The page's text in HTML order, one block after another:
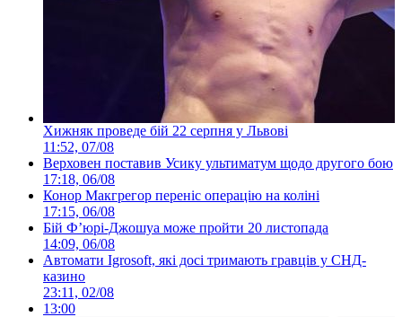
Хижняк проведе бій 22 серпня у Львові
11:52, 07/08
Верховен поставив Усику ультиматум щодо другого бою
17:18, 06/08
Конор Макгрегор переніс операцію на коліні
17:15, 06/08
Бій Ф’юрі-Джошуа може пройти 20 листопада
14:09, 06/08
Автомати Igrosoft, які досі тримають гравців у СНД-
казино
23:11, 02/08
13:00